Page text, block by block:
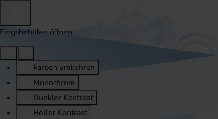
Eingabehilfen öffnen
Farben umkehren
Monochrom
Dunkler Kontrast
Heller Kontrast